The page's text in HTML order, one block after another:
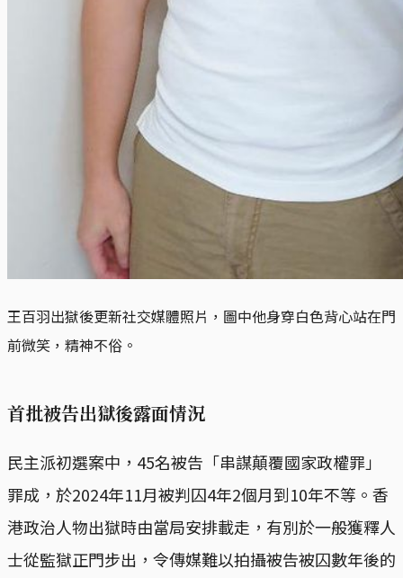
王百羽出獄後更新社交媒體照片，圖中他身穿白色背心站在門
前微笑，精神不俗。
首批被告出獄後露面情況
民主派初選案中，45名被告「串謀顛覆國家政權罪」
罪成，於2024年11月被判囚4年2個月到10年不等。香
港政治人物出獄時由當局安排載走，有別於一般獲釋人
士從監獄正門步出，令傳媒難以拍攝被告被囚數年後的